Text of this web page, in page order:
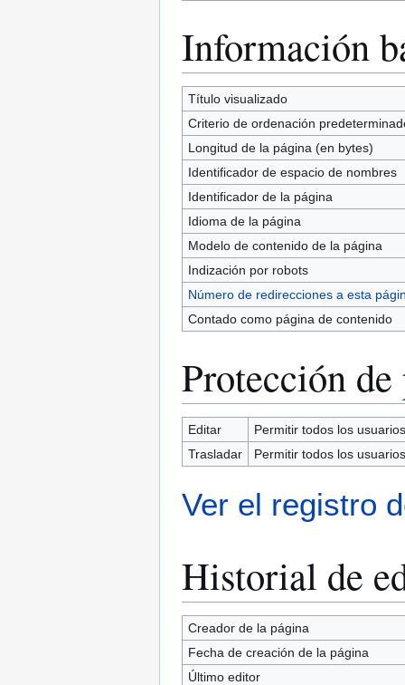
navegación
búsqueda
Información
Título visualizado
Criterio de ordenación
Longitud de la página (en bytes)
Identificador de espacio de nombres
Identificador de la página
Idioma de la página
Modelo de contenido de la página
Indización por robots
Número de redirecciones a esta
Contado como página de contenido
Protección de
Editar
Permitir todos los
Trasladar
Permitir todos los
Ver el registro
Historial de
Creador de la página
Fecha de creación de la página
Último editor